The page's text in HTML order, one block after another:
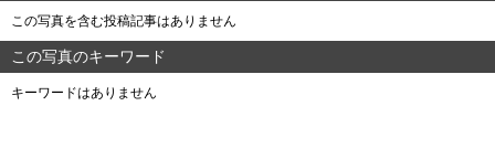
この写真を含む投稿記事はありません
この写真のキーワード
キーワードはありません